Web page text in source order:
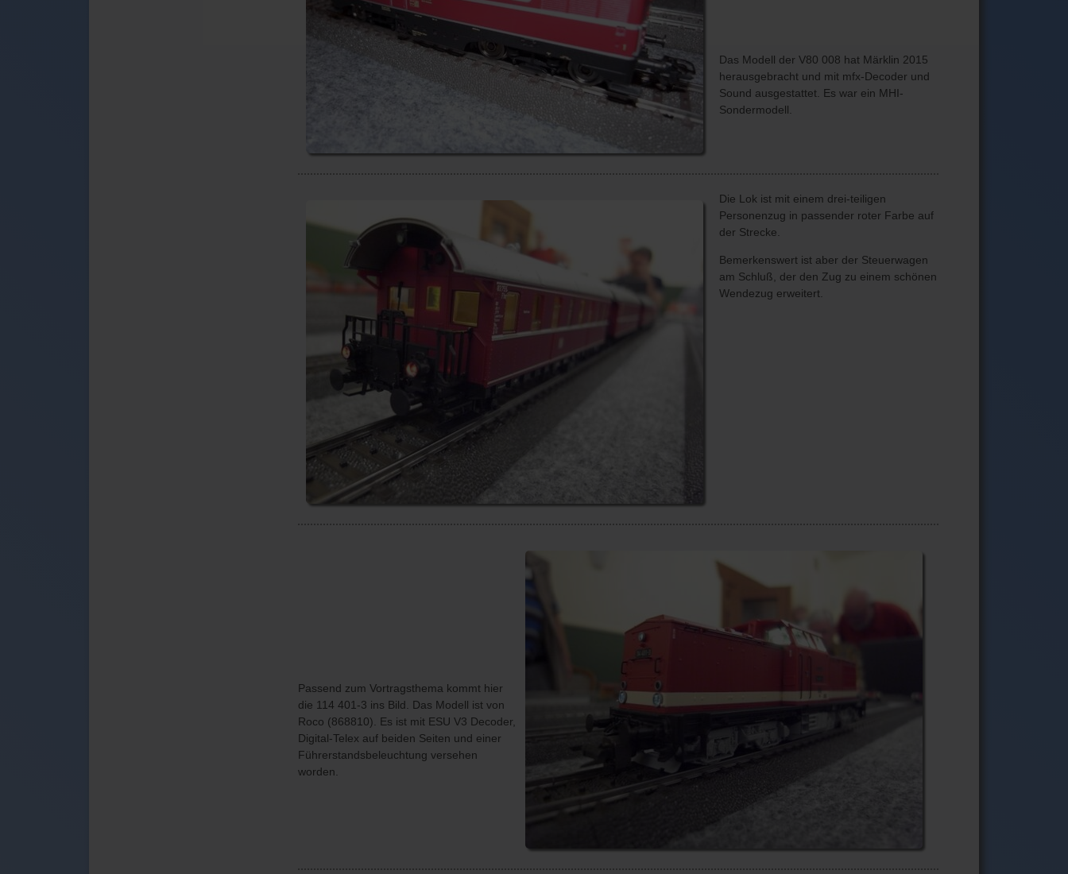
Das Modell der V80 008 hat Märklin 2015
herausgebracht und mit mfx-Decoder und
Sound ausgestattet. Es war ein MHI-
Sondermodell.
Die Lok ist mit einem drei-teiligen
Personenzug in passender roter Farbe auf
der Strecke.
Bemerkenswert ist aber der Steuerwagen
am Schluß, der den Zug zu einem schönen
Wendezug erweitert.
Passend zum Vortragsthema kommt hier
die 114 401-3 ins Bild. Das Modell ist von
Roco (868810). Es ist mit ESU V3 Decoder,
Digital-Telex auf beiden Seiten und einer
Führerstandsbeleuchtung versehen
worden.